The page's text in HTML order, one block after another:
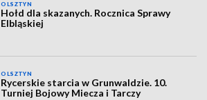
OLSZTYN
Hołd dla skazanych. Rocznica Sprawy
Elbląskiej
OLSZTYN
Rycerskie starcia w Grunwaldzie. 10.
Turniej Bojowy Miecza i Tarczy